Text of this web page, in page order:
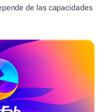
de las capacidades